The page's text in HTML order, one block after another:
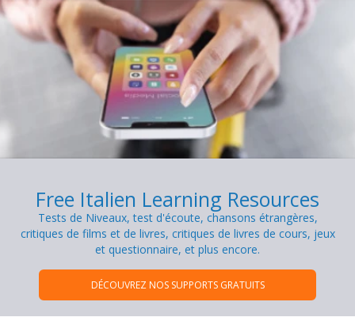
Free Italien Learning Resources
Tests de Niveaux, test d'écoute, chansons étrangères,
critiques de films et de livres, critiques de livres de cours, jeux
et questionnaire, et plus encore.
DÉCOUVREZ NOS SUPPORTS GRATUITS